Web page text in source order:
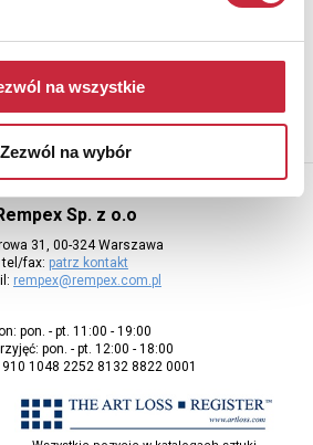
na wszystkie
Zezwól na wybór
Sp. z o.o
31, 00-324 Warszawa
tel/fax: patrz kontakt
rempex@rempex.com.pl
pon. - pt. 11:00 - 19:00
pon. - pt. 12:00 - 18:00
1048 2252 8132 8822 0001